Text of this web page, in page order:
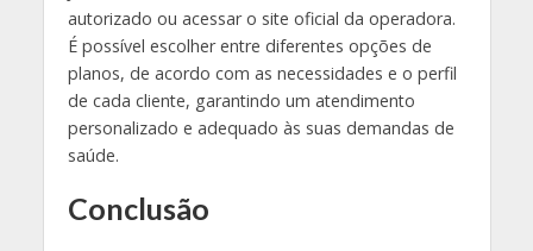
autorizado ou acessar o site oficial da operadora.
É possível escolher entre diferentes opções de
planos, de acordo com as necessidades e o perfil
de cada cliente, garantindo um atendimento
personalizado e adequado às suas demandas de
saúde.
Conclusão